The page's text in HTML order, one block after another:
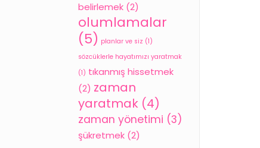
belirlemek (2)
olumlamalar
(5) planlar ve siz (1)
sözcüklerle hayatımızı yaratmak
(1) tıkanmış hissetmek
(2) zaman
yaratmak (4)
zaman yönetimi (3)
şükretmek (2)